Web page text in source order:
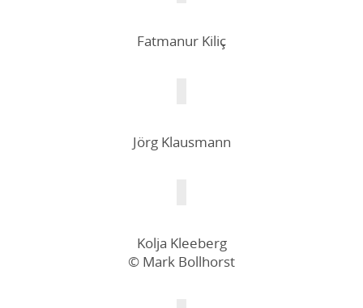
Fatmanur Kiliç
Jörg Klausmann
Kolja Kleeberg
© Mark Bollhorst